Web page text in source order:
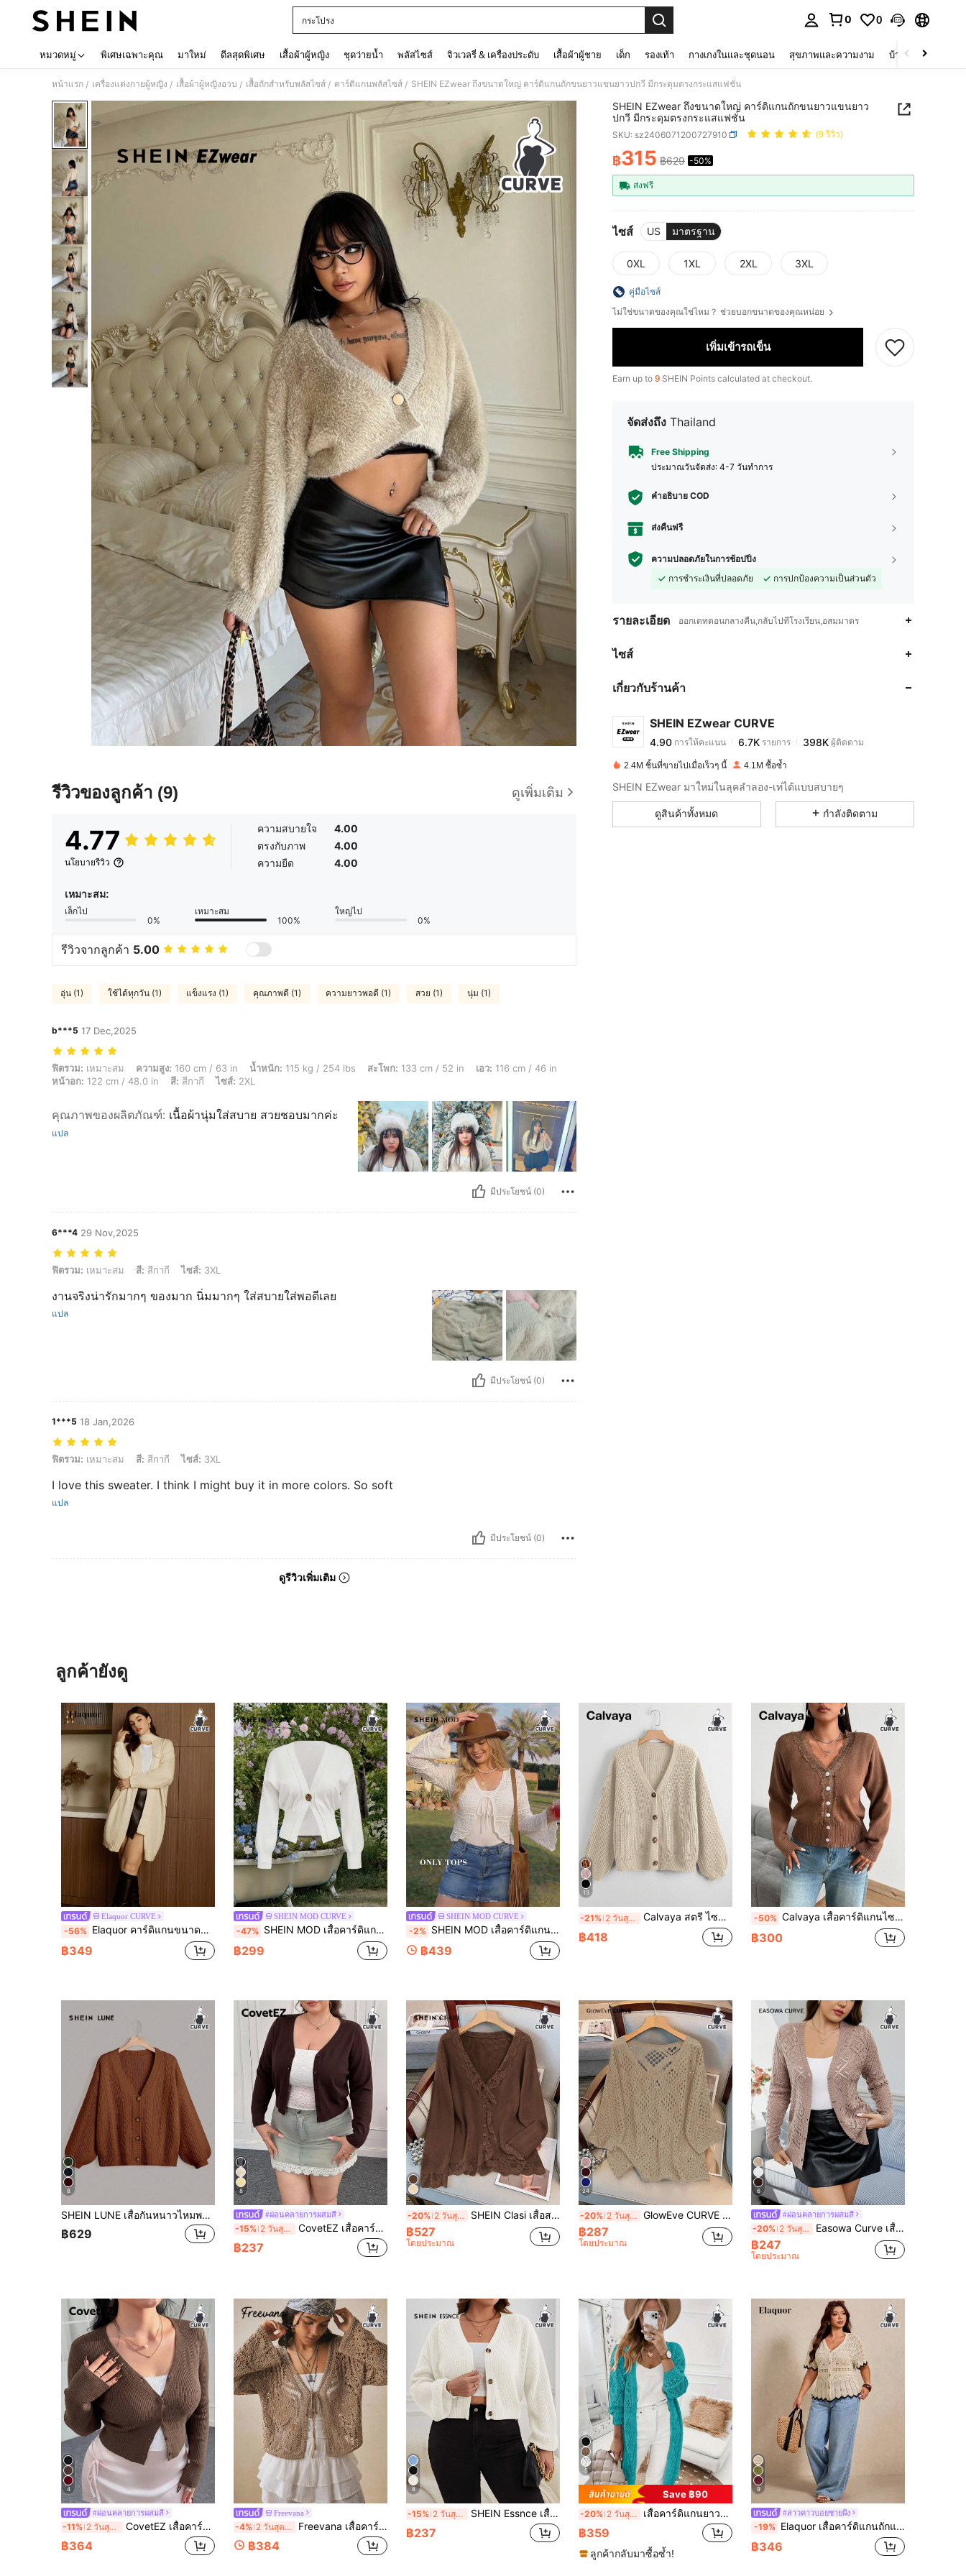
กระโปรง
0 0
หมวดหมู่ พิเศษเฉพาะคุณ มาใหม่ ดีลสุดพิเศษ เสื้อผ้าผู้หญิง ชุดว่ายน้ำ พลัสไซส์ จิวเวลรี่ & เครื่องประดับ เสื้อผ้าผู้ชาย เด็ก รองเท้า กางเกงในและชุดนอน สุขภาพและความงาม บ้านและที่อยู่อาศัย
หน้าแรก / เครื่องแต่งกายผู้หญิง / เสื้อผ้าผู้หญิงอวบ / เสื้อถักสำหรับพลัสไซส์ / คาร์ดิแกนพลัสไซส์ / SHEIN EZwear ถึงขนาดใหญ่ คาร์ดิแกนถักขนยาวแขนยาวปกวี มีกระดุมตรงกระแสแฟชั่น
รีวิวของลูกค้า (9) ดูเพิ่มเติม
4.77
นโยบายรีวิว
ความสบายใจ
4.00
ตรงกับภาพ
4.00
ความยืด
4.00
เหมาะสม:
เล็กไป
0%
เหมาะสม
100%
ใหญ่ไป
0%
รีวิวจากลูกค้า 5.00
อุ่น (1) ใช้ได้ทุกวัน (1) แข็งแรง (1) คุณภาพดี (1) ความยาวพอดี (1) สวย (1) นุ่ม (1)
b***5 17 Dec,2025
ฟิตรวม: เหมาะสม, ความสูง: 160 cm / 63 in, น้ำหนัก: 115 kg / 254 lbs, สะโพก: 133 cm / 52 in, เอว: 116 cm / 46 in, หน้าอก: 122 cm / 48.0 in, สี: สีกากี, ไซส์: 2XL
ฟิตรวม: เหมาะสม ความสูง: 160 cm / 63 in น้ำหนัก: 115 kg / 254 lbs สะโพก: 133 cm / 52 in เอว: 116 cm / 46 in
หน้าอก: 122 cm / 48.0 in สี: สีกากี ไซส์: 2XL
คุณภาพของผลิตภัณฑ์: เนื้อผ้านุ่มใส่สบาย สวยชอบมากค่ะ
แปล
มีประโยชน์ (0)
6***4 29 Nov,2025
ฟิตรวม: เหมาะสม, สี: สีกากี, ไซส์: 3XL
ฟิตรวม: เหมาะสม สี: สีกากี ไซส์: 3XL
งานจริงน่ารักมากๆ ของมาก นิ่มมากๆ ใส่สบายใส่พอดีเลย
แปล
มีประโยชน์ (0)
1***5 18 Jan,2026
ฟิตรวม: เหมาะสม, สี: สีกากี, ไซส์: 3XL
ฟิตรวม: เหมาะสม สี: สีกากี ไซส์: 3XL
I love this sweater. I think I might buy it in more colors. So soft
แปล
มีประโยชน์ (0)
ดูรีวิวเพิ่มเติม
SHEIN EZwear ถึงขนาดใหญ่ คาร์ดิแกนถักขนยาวแขนยาว
ปกวี มีกระดุมตรงกระแสแฟชั่น
SKU: sz2406071200727910 (9 รีวิว)
PRICE AND AVAILABILITY
฿315 ฿629 -50%
ส่งฟรี
ไซส์ US มาตรฐาน
0XL 1XL 2XL 3XL
คู่มือไซส์
ไม่ใช่ขนาดของคุณใช่ไหม？ ช่วยบอกขนาดของคุณหน่อย
เพิ่มเข้ารถเข็น
Earn up to 9 SHEIN Points calculated at checkout.
จัดส่งถึง Thailand
Free Shipping
ประมาณวันจัดส่ง: 4-7 วันทำการ
คำอธิบาย COD
ส่งคืนฟรี
ความปลอดภัยในการช้อปปิ้ง
การชำระเงินที่ปลอดภัย
การปกป้องความเป็นส่วนตัว
รายละเอียด ออกเดทตอนกลางคืน,กลับไปที่โรงเรียน,อสมมาตร
ไซส์
เกี่ยวกับร้านค้า
SHEIN EZwear CURVE
4.90
4.90 การให้คะแนน 6.7K
U***1จ่าย1 วันที่ผ่านมา
4.90 398K
2.4M ชิ้นที่ขายไปเมื่อเร็วๆ นี้ 4.1M ซื้อซ้ำ
SHEIN EZwear มาใหม่ในลุคลำลอง-เท่ได้แบบสบายๆ
ดูสินค้าทั้งหมด กำลังติดตาม
ลูกค้ายังดู
Elaquor CURVE
-56% Elaquor คาร์ดิแกนขนาดพิเศษเนื้อผ้าถักสีพื้นแบบเนื้อหยาบ ขนาดใหญ่พิเศษ, ทรงหลวม เป็นเสื้อคาร์ดิแกนที่จำเป็นและมีสไตล์ สำหรับฤดูใบไม้ร่วง/ฤดูหนาว
฿349
SHEIN MOD CURVE
-47% SHEIN MOD เสื้อคาร์ดิแกนถักคอวีพลัสไซส์ กระดุมสีทองด้านหน้าแบบเปิดตกแต่งเอว เสื้อสเวตเตอร์ถักนิตติ้งแบบลำลองและสง่างาม เสื้อครอปท็อป เสื้อสเวตเตอร์สีขาว เสื้อผ้าฤดูใบไม้ร่วงและฤดูหนาวสำหรับผู้หญิง
฿299
SHEIN MOD CURVE
-2% SHEIN MOD เสื้อคาร์ดิแกนถักโครเชต์แขนระฆังสีเบจ ไซส์ใหญ่ สำหรับต้นฤดูใบไม้ร่วง ลายถักวินเทจ ใส่ลำลองประจำวัน เหมาะสำหรับท่องเที่ยวพักผ่อน และกันแดดช่วงฤดูใบไม้ร่วง
฿439
13
-21% 2 วันสุดท้าย Calvaya สตรี ไซส์ใหญ่ สีพื้น คอวี กระดุมเดี่ยว แขนยาว เสื้อคาร์ดิแกนถักอย่างเรียบง่าย พหุประสงค์สำหรับการเดินทางและกิจกรรมกลางแจ้ง ฤดูใบไม้ร่วง/ฤดูหนาว
฿418
-50% Calvaya เสื้อคาร์ดิแกนไซส์ใหญ่ สีพื้น แต่งลูกไม้ กระดุมหน้า แขนยาว สไตล์มินิมอล
฿300
8
SHEIN LUNE เสื้อกันหนาวไหมพรมคอวีกระดุมเดียวแขนยาว ลุคการทำงานและใส่ทั่วไปสำหรับสตรีไซส์พิเศษ สีพื้น ฤดูใบไม้ร่วง/ฤดูหนาว
฿629
8
#ผ่อนคลายการผสมสี
-15% 2 วันสุดท้าย CovetEZ เสื้อคาร์ดิแกนกระดุมคอวีลึกสีพื้นไซส์ใหญ่พิเศษ, ฤดูใบไม้ร่วง/ฤดูหนาว, สีกาแฟบราวน์
฿237
-20% 2 วันสุดท้าย SHEIN Clasi เสื้อสเวตเตอร์คาร์ดิแกนถักปะลายลูกไม้ แขนยาว คอวี สีพื้น ไซส์ใหญ่
฿527
โดยประมาณ
24
-20% 2 วันสุดท้าย GlowEve CURVE ผู้หญิงไซส์ใหญ่ เสื้อถักแขนยาว 3/4 แบบเปิดช่อง
฿287
โดยประมาณ
6
#ผ่อนคลายการผสมสี
-20% 2 วันสุดท้าย Easowa Curve เสื้อคาร์ดิแกนถักลายจุดแขนยาวลำลองขนาดใหญ่พิเศษ - เสื้อคาร์ดิแกนถักลายฉลุสีพื้นติดกระดุมหน้า, ลำลองสำหรับฤดูใบไม้ร่วง/ฤดูหนาว เสื้อคาร์ดิแกนถักริบแขนยาวติดกระดุมหน้าสำหรับผู้หญิงขนาดใหญ่พิเศษ, เสื้อแขนยาว, ฤดูใบไม้ร่วง, ฤดูหนาว, เสื้อคาร์ดิแกนแขนยาวติดกระดุมสีทองสีพื้นลำลองอบอุ่นสำหรับฤดูใบไม้ร่วง เสื้อคาร์ดิแกนขนาดใหญ่พิเศษ เสื้อคาร์ดิแกนติดกระดุม เสื้อกันหนาวสำหรับผู้หญิง ฤดูใบไม้ร่วง ฤดูหนาว
฿247
โดยประมาณ
4
#ผ่อนคลายการผสมสี
-11% 2 วันสุดท้าย CovetEZ เสื้อคาร์ดิแกนถักน้ำหนักเบาขนาดใหญ่พิเศษ, สีน้ำตาล, ฤดูใบไม้ร่วง/ฤดูใบไม้ผลิ
฿364
Freevana
-4% 2 วันสุดท้าย Freevana เสื้อคาร์ดิแกนถักแขนยาวไซส์ใหญ่สำหรับผู้หญิง สีคากี ผูกโบว์ด้านหน้า ถักลายยืดหยุ่น สไตล์เรียบหรูลำลอง ใส่ได้ทุกวัน เสื้อผ้าสตรีทแวร์ ฤดูใบไม้ผลิ ฤดูร้อน ต้นฤดูใบไม้ร่วง
฿384
8
-15% 2 วันสุดท้าย SHEIN Essnce เสื้อแจ็คเก็ตเบาะสโมคเกอร์ขนาดใหญ่ แขนยาว เป็นกระดุมด้านหน้า ใส่ได้ทุกวัน สำหรับฤดูหนาว
฿237
5
Save ฿90
-20% 2 วันสุดท้าย เสื้อคาร์ดิแกนยาวผู้หญิงไซส์ใหญ่ สีพื้น ลายถักโปร่งเพชร ไหล่ตก สไตล์ลำลองมินิมอล ใส่ได้หลากหลาย สำหรับฤดูใบไม้ร่วง/ฤดูหนาวและไปเที่ยวพักผ่อน
฿359
ลูกค้ากลับมาซื้อซ้ำ!
9
#สาวคาวบอยชายฝั่ง
-19% Elaquor เสื้อคาร์ดิแกนถักแขนสั้นแบบกระดุมแถวเดียวดีไซน์กลวงสำหรับผู้หญิงไซส์ใหญ่
฿346